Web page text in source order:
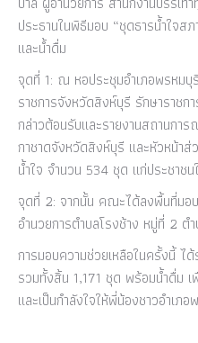
ประธานในพิธีมอบ “ชุดธารน้ำใจส
และน้ำดื่ม
จุดที่ 1: ณ หอประชุมอำเภอพรหม
ราชการจังหวัดสิงห์บุรี รักษาราชก
กล่าวต้อนรับและรายงานสถานกา
กาชาดจังหวัดสิงห์บุรี และหัวหน้า
น้ำใจ จำนวน 534 ชุด แก่ประชาช
จุดที่ 2: จากนั้น คณะได้ลงพื้นที่มอ
อำนวยการตำบลโรงช้าง หมู่ที่ 2 ต
การมอบความช่วยเหลือในครั้งนี้ ไ
รวมทั้งสิ้น 1,171 ชุด พร้อมน้ำดื่ม เ
และเป็นกำลังใจให้พี่น้องชาวอำเ